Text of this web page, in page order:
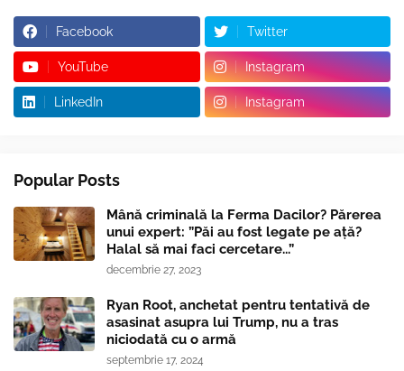
Facebook Twitter
YouTube Instagram
LinkedIn Instagram
Popular Posts
Mână criminală la Ferma Dacilor? Părerea
unui expert: ”Păi au fost legate pe ață?
Halal să mai faci cercetare...”
decembrie 27, 2023
Ryan Root, anchetat pentru tentativă de
asasinat asupra lui Trump, nu a tras
niciodată cu o armă
septembrie 17, 2024